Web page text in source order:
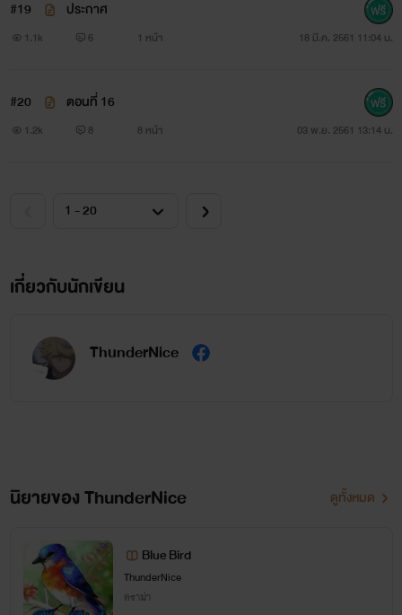
#19 ประกาศ
1.1k 6 1 หน้า 18 มี.ค. 2561 11:04 น.
#20 ตอนที่ 16
1.2k 8 8 หน้า 03 พ.ย. 2561 13:14 น.
เกี่ยวกับนักเขียน
ThunderNice
นิยายของ ThunderNice ดูทั้งหมด
Blue Bird
ThunderNice
ดราม่า